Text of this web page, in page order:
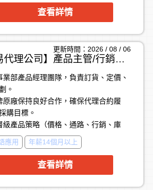
隊深入討論技術細節與應用情境，提
解決方案。
價策略制定、商務談判及合約簽署與管
策略布局、需求分析及商機評估。
導體市場趨勢、競爭對手動態與客戶
與優化業務策略。
勢】
支援遠端居家辦公（WFH），每月僅
天。
補助自備車用油資與通訊電話津貼。
查看詳情
【知名貿易代理公司】產品主管/行銷主管, 年薪160萬~190萬
更新時間：2026 / 08 / 06
業部產品經理團隊，負責訂貨、定價、
。
原廠保持良好合作，確保代理合約履
購目標。
級產品策略（價格、通路、行銷、庫
效，確保銷售與利潤達成，提升庫存
通路、電商、行銷、公關，推動品牌代
應用 年薪14個月以上
查看詳情